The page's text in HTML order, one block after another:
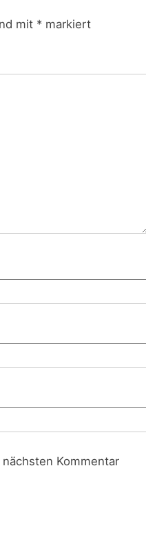
mit * markiert
Kommentar